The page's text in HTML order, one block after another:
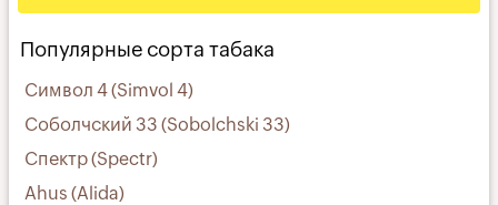
Популярные сорта табака
Символ 4 (Simvol 4)
Соболчский 33 (Sobolchski 33)
Спектр (Spectr)
Ahus (Alida)